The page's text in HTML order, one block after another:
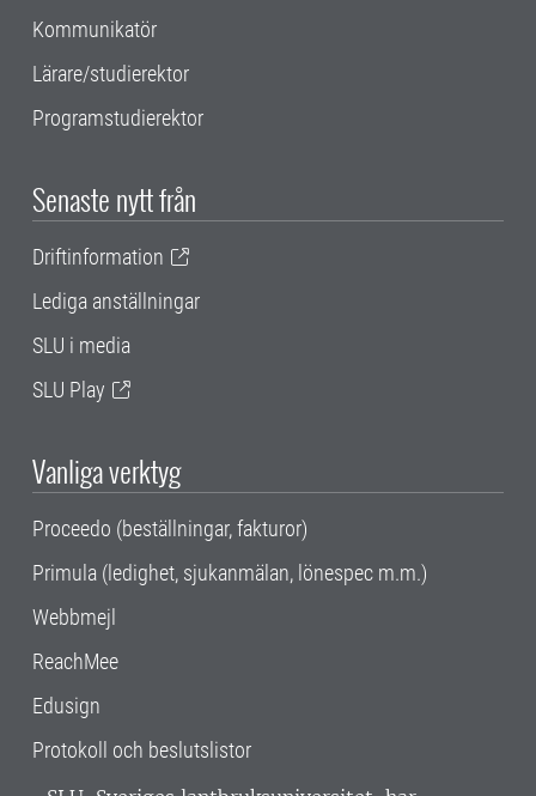
Kommunikatör
Lärare/studierektor
Programstudierektor
Senaste nytt från
Driftinformation
Lediga anställningar
SLU i media
SLU Play
Vanliga verktyg
Proceedo (beställningar, fakturor)
Primula (ledighet, sjukanmälan, lönespec m.m.)
Webbmejl
ReachMee
Edusign
Protokoll och beslutslistor